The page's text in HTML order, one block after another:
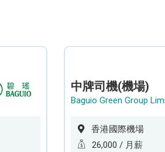
中牌司機(機場)
Baguio Green Group
香港國際機場
26,000 / 月薪